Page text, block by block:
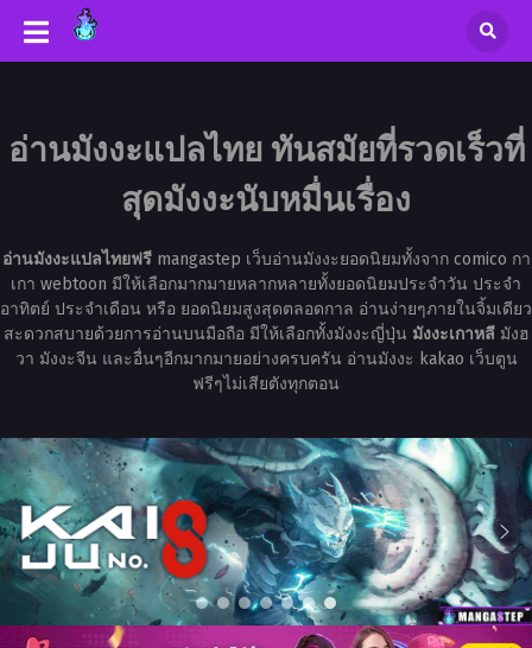
อ่านมังงะแปลไทย ทันสมัยที่รวดเร็วที่
สุดมังงะนับหมื่นเรื่อง
อ่านมังงะแปลไทยฟรีmangastep เว็บอ่านมังงะยอดนิยมทั้งจาก comico กา
เกา webtoon มีให้เลือกมากมายหลากหลายทั้งยอดนิยมประจำวัน ประจำ
อาทิตย์ ประจำเดือน หรือ ยอดนิยมสูงสุดตลอดกาล อ่านง่ายๆภายในจิ้มเดียว
สะดวกสบายด้วยการอ่านบนมือถือ มีให้เลือกทั้งมังงะญี่ปุ่น มังงะเกาหลีมังฮ
วา มังงะจีน และอื่นๆอีกมากมายอย่างครบครัน อ่านมังงะ kakao เว็บตูน
ฟรีๆไม่เสียตังทุกตอน